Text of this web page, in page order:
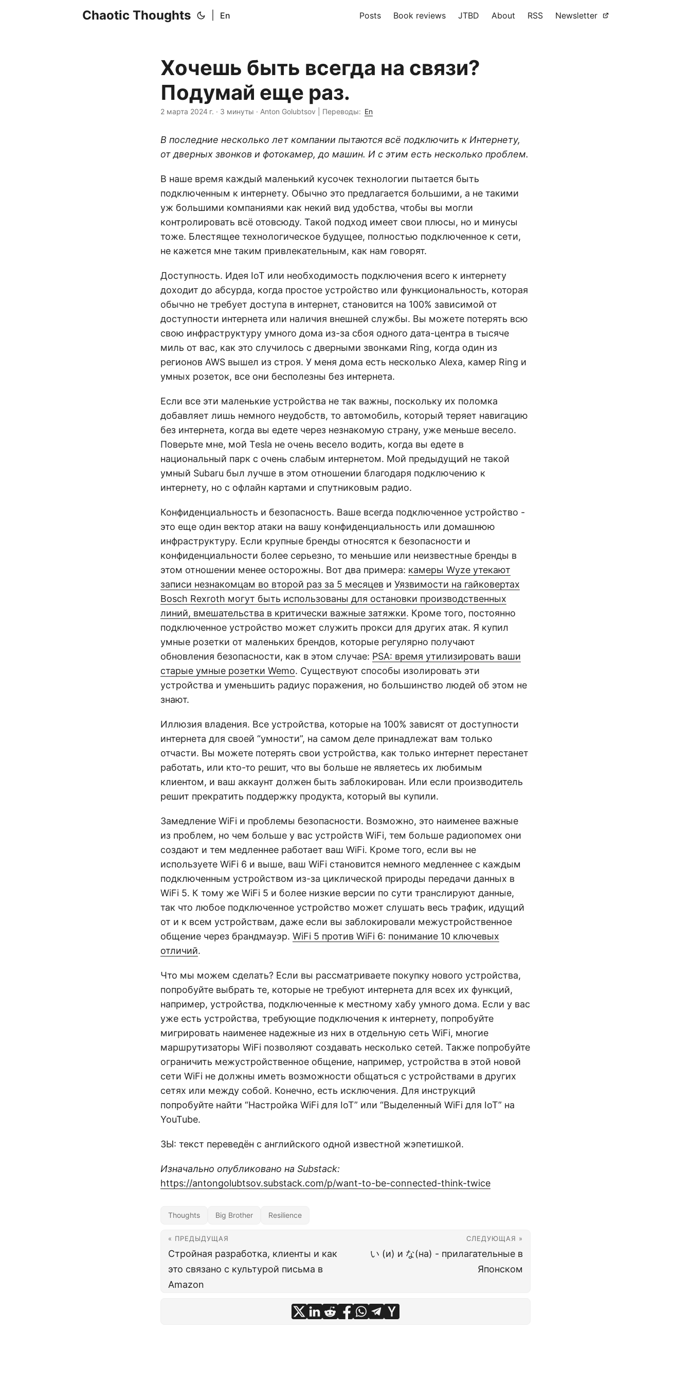
Chaotic Thoughts En Posts Book reviews JTBD About RSS Newsletter
Хочешь быть всегда на связи?
Подумай еще раз.
2 марта 2024 г. · 3 минуты · Anton Golubtsov Переводы: En
В последние несколько лет компании пытаются всё подключить к Интернету,
от дверных звонков и фотокамер, до машин. И с этим есть несколько проблем.
В наше время каждый маленький кусочек технологии пытается быть
подключенным к интернету. Обычно это предлагается большими, а не такими
уж большими компаниями как некий вид удобства, чтобы вы могли
контролировать всё отовсюду. Такой подход имеет свои плюсы, но и минусы
тоже. Блестящее технологическое будущее, полностью подключенное к сети,
не кажется мне таким привлекательным, как нам говорят.
Доступность. Идея IoT или необходимость подключения всего к интернету
доходит до абсурда, когда простое устройство или функциональность, которая
обычно не требует доступа в интернет, становится на 100% зависимой от
доступности интернета или наличия внешней службы. Вы можете потерять всю
свою инфраструктуру умного дома из-за сбоя одного дата-центра в тысяче
миль от вас, как это случилось с дверными звонками Ring, когда один из
регионов AWS вышел из строя. У меня дома есть несколько Alexa, камер Ring и
умных розеток, все они бесполезны без интернета.
Если все эти маленькие устройства не так важны, поскольку их поломка
добавляет лишь немного неудобств, то автомобиль, который теряет навигацию
без интернета, когда вы едете через незнакомую страну, уже меньше весело.
Поверьте мне, мой Tesla не очень весело водить, когда вы едете в
национальный парк с очень слабым интернетом. Мой предыдущий не такой
умный Subaru был лучше в этом отношении благодаря подключению к
интернету, но с офлайн картами и спутниковым радио.
Конфиденциальность и безопасность. Ваше всегда подключенное устройство -
это еще один вектор атаки на вашу конфиденциальность или домашнюю
инфраструктуру. Если крупные бренды относятся к безопасности и
конфиденциальности более серьезно, то меньшие или неизвестные бренды в
этом отношении менее осторожны. Вот два примера: камеры Wyze утекают
записи незнакомцам во второй раз за 5 месяцев и Уязвимости на гайковертах
Bosch Rexroth могут быть использованы для остановки производственных
линий, вмешательства в критически важные затяжки. Кроме того, постоянно
подключенное устройство может служить прокси для других атак. Я купил
умные розетки от маленьких брендов, которые регулярно получают
обновления безопасности, как в этом случае: PSA: время утилизировать ваши
старые умные розетки Wemo. Существуют способы изолировать эти
устройства и уменьшить радиус поражения, но большинство людей об этом не
знают.
Иллюзия владения. Все устройства, которые на 100% зависят от доступности
интернета для своей “умности”, на самом деле принадлежат вам только
отчасти. Вы можете потерять свои устройства, как только интернет перестанет
работать, или кто-то решит, что вы больше не являетесь их любимым
клиентом, и ваш аккаунт должен быть заблокирован. Или если производитель
решит прекратить поддержку продукта, который вы купили.
Замедление WiFi и проблемы безопасности. Возможно, это наименее важные
из проблем, но чем больше у вас устройств WiFi, тем больше радиопомех они
создают и тем медленнее работает ваш WiFi. Кроме того, если вы не
используете WiFi 6 и выше, ваш WiFi становится немного медленнее с каждым
подключенным устройством из-за циклической природы передачи данных в
WiFi 5. К тому же WiFi 5 и более низкие версии по сути транслируют данные,
так что любое подключенное устройство может слушать весь трафик, идущий
от и к всем устройствам, даже если вы заблокировали межустройственное
общение через брандмауэр. WiFi 5 против WiFi 6: понимание 10 ключевых
отличий.
Что мы можем сделать? Если вы рассматриваете покупку нового устройства,
попробуйте выбрать те, которые не требуют интернета для всех их функций,
например, устройства, подключенные к местному хабу умного дома. Если у вас
уже есть устройства, требующие подключения к интернету, попробуйте
мигрировать наименее надежные из них в отдельную сеть WiFi, многие
маршрутизаторы WiFi позволяют создавать несколько сетей. Также попробуйте
ограничить межустройственное общение, например, устройства в этой новой
сети WiFi не должны иметь возможности общаться с устройствами в других
сетях или между собой. Конечно, есть исключения. Для инструкций
попробуйте найти “Настройка WiFi для IoT” или “Выделенный WiFi для IoT” на
YouTube.
ЗЫ: текст переведён с английского одной известной жэпетишкой.
Изначально опубликовано на Substack:
https://antongolubtsov.substack.com/p/want-to-be-connected-think-twice
Thoughts Big Brother Resilience
« ПРЕДЫДУЩАЯ
Стройная разработка, клиенты и как
это связано с культурой письма в
Amazon
СЛЕДУЮЩАЯ »
い (и) и な(на) - прилагательные в
Японском